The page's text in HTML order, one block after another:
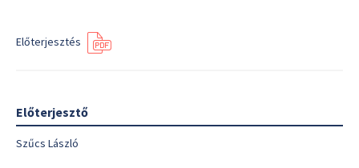
Előterjesztés
Előterjesztő
Szűcs László